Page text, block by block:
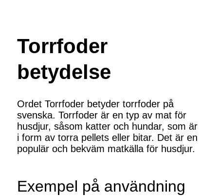
Torrfoder
betydelse
Ordet Torrfoder betyder torrfoder på
svenska. Torrfoder är en typ av mat för
husdjur, såsom katter och hundar, som är
i form av torra pellets eller bitar. Det är en
populär och bekväm matkälla för husdjur.
Exempel på användning